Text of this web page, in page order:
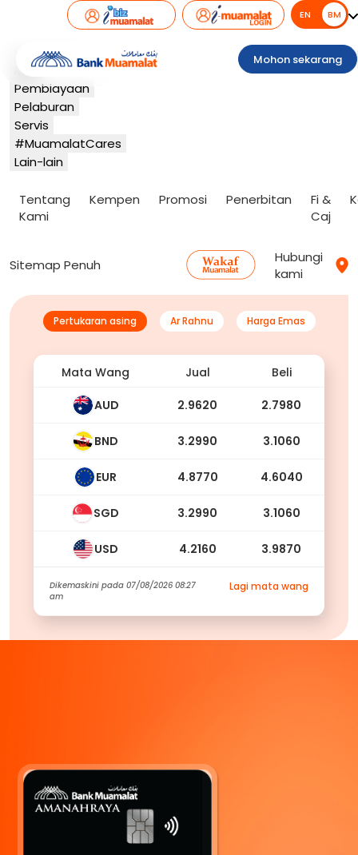
EN BM
BM
Perbankan
Kad
Pembiayaan
Pelaburan
Servis
#MuamalatCares
Lain-lain
Tentang
Kami
Kempen Promosi Penerbitan
Fi &
Caj
Sitemap Penuh
Hubungi
kami
Pertukaran asing Ar Rahnu Harga Emas
Mata Wang Jual Beli
AUD 2.9620 2.7980
BND 3.2990 3.1060
EUR 4.8770 4.6040
SGD 3.2990 3.1060
USD 4.2160 3.9870
Dikemaskini pada 07/08/2026 08:27
am
Lagi mata wang
Mohon sekarang